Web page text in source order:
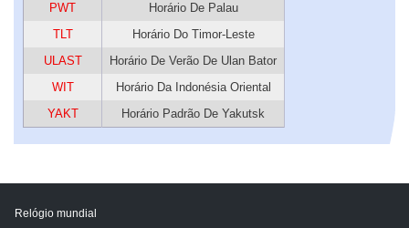
PWT
Horário De Palau
TLT
Horário Do Timor-Leste
ULAST
Horário De Verão De Ulan Bator
WIT
Horário Da Indonésia Oriental
YAKT
Horário Padrão De Yakutsk
Relógio mundial